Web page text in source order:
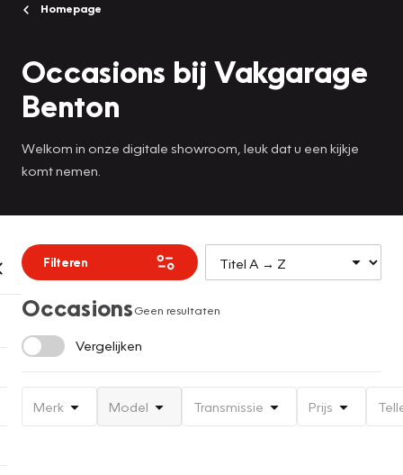
Homepage
Occasions bij Vakgarage
Benton
Welkom in onze digitale showroom, leuk dat u een kijkje
komt nemen.
Filteren
OccasionsGeen resultaten
Vergelijken
Merk Model Transmissie Prijs